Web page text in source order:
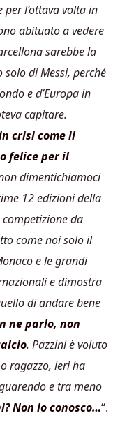
per l’ottava volta in
abituato a vedere
sarebbe la
di Messi, perché
e d’Europa in
capitare.
crisi come il
felice per il
dimentichiamoci
12 edizioni della
da
come noi solo il
e le grandi
e dimostra
di andare bene
ne parlo, non
. Pazzini è voluto
ragazzo, ieri ha
e tra meno
Non lo conosco…“.